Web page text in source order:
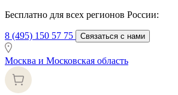
Бесплатно для всех регионов России:
8 (495) 150 57 75 Связаться с нами
Москва и Московская область